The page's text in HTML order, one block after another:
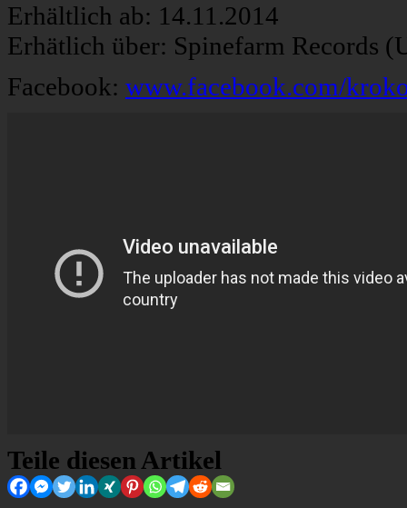
Erhältlich ab: 14.11.2014
Erhätlich über: Spinefarm Records
Facebook: www.facebook.com/
Teile diesen Artikel